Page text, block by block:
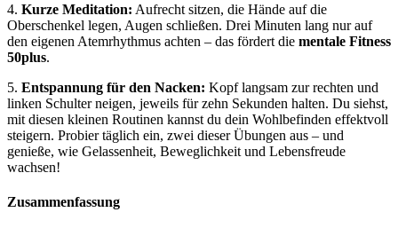
4. Kurze Meditation: Aufrecht sitzen, die Hände auf die
Oberschenkel legen, Augen schließen. Drei Minuten lang nur auf
den eigenen Atemrhythmus achten – das fördert die mentale Fitness
50plus.
5. Entspannung für den Nacken: Kopf langsam zur rechten und
linken Schulter neigen, jeweils für zehn Sekunden halten. Du siehst,
mit diesen kleinen Routinen kannst du dein Wohlbefinden effektvoll
steigern. Probier täglich ein, zwei dieser Übungen aus – und
genieße, wie Gelassenheit, Beweglichkeit und Lebensfreude
wachsen!
Zusammenfassung